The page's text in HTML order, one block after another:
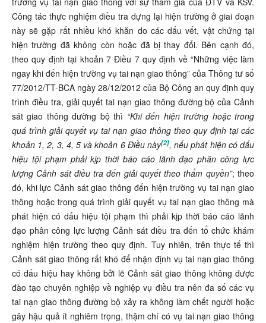
Công tác thực nghiệm điều tra dựng lại hiện trường ở giai đoạn
này sẽ gặp rất nhiều khó khăn do các dấu vết, vật chứng tại
hiện trường đã không còn hoặc đã bị thay đổi. Bên cạnh đó,
theo quy định tại khoản 7 Điều 7 quy định về “Những việc làm
ngay khi đến hiện trường vụ tai nạn giao thông” của Thông tư số
77/2012/TT-BCA ngày 28/12/2012 của Bộ Công an quy định quy
trình điều tra, giải quyết tai nạn giao thông đường bộ của Cảnh
sát giao thông đường bộ thì “Khi đến hiện trường hoặc trong
quá trình giải quyết vụ tai nạn giao thông theo quy định tại các
khoản 1, 2, 3, 4, 5 và khoản 6 Điều này[2], nếu phát hiện có dấu
hiệu tội phạm phải kịp thời báo cáo lãnh đạo phân công lực
lượng Cảnh sát điều tra đến giải quyết theo thẩm quyền”; theo
đó, khi lực Cảnh sát giao thông đến hiện trường vụ tai nạn giao
thông hoặc trong quá trình giải quyết vụ tai nạn giao thông mà
phát hiện có dấu hiệu tội phạm thì phải kịp thời báo cáo lãnh
đạo phân công lực lượng Cảnh sát điều tra đến tổ chức khám
nghiệm hiện trường theo quy định. Tuy nhiên, trên thực tế thì
Cảnh sát giao thông rất khó để nhận định vụ tai nạn giao thông
có dấu hiệu hay không bởi lẽ Cảnh sát giao thông không được
đào tạo chuyên nghiệp về nghiệp vụ điều tra nên đa số các vụ
tai nạn giao thông đường bộ xảy ra không làm chết người hoặc
gây hậu quả ít nghiêm trọng, thậm chí có vụ tai nạn giao thông